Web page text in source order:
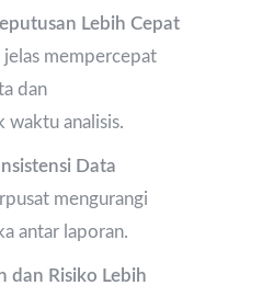
Lebih Cepat
jelas mempercepat
dan
waktu analisis.
Data
mengurangi
antar laporan.
dan Risiko Lebih